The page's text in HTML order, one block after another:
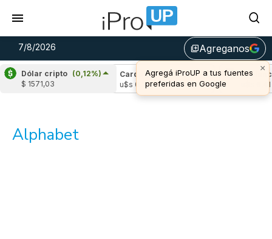
7/8/2026 library_addAgreganos
×
Agregá iProUP a tus fuentes
preferidas en Google
Dólar cripto (0,12%)
$ 1571,03
(-2,47%)
Cardano
(6,39%)
u$s 0,20
Alphabet